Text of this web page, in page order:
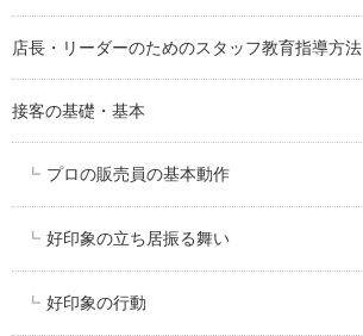
店長・リーダーのためのスタッフ教育指導方法
接客の基礎・基本
プロの販売員の基本動作
好印象の立ち居振る舞い
好印象の行動